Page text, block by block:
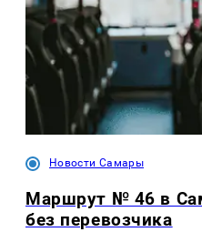
Новости Самары
Маршрут № 46 в
без перевозчика